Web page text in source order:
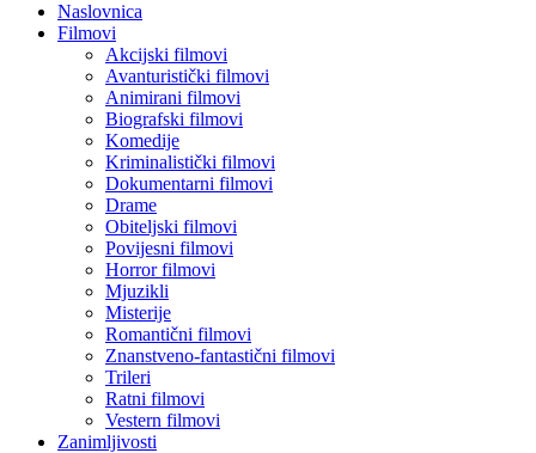
Naslovnica
Filmovi
Akcijski filmovi
Avanturistički filmovi
Animirani filmovi
Biografski filmovi
Komedije
Kriminalistički filmovi
Dokumentarni filmovi
Drame
Obiteljski filmovi
Povijesni filmovi
Horror filmovi
Mjuzikli
Misterije
Romantični filmovi
Znanstveno-fantastični filmovi
Trileri
Ratni filmovi
Vestern filmovi
Zanimljivosti